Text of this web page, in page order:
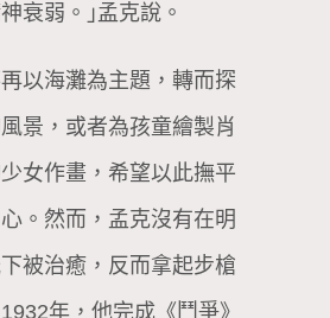
衰弱。｣孟克說。
以海灘為主題，轉而探
景，或者為孩童繪製肖
女作畫，希望以此撫平
。然而，孟克沒有在明
被治癒，反而拿起步槍
年，他完成《鬥爭》